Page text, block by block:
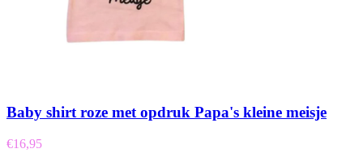
Baby shirt roze met opdruk Papa's kleine meisje
€16,95